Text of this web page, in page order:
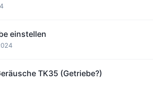
einstellen
TK35 (Getriebe?)